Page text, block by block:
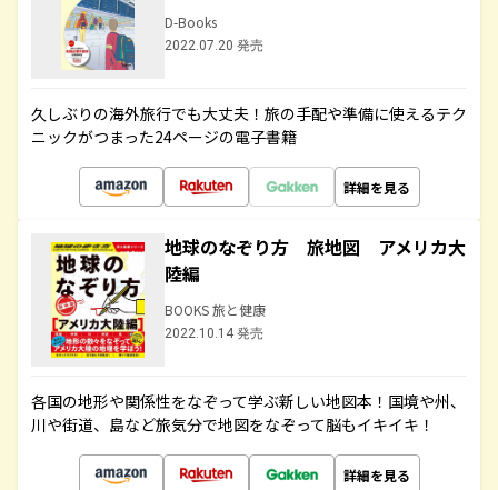
D-Books
2022.07.20 発売
久しぶりの海外旅行でも大丈夫！旅の手配や準備に使えるテク
ニックがつまった24ページの電子書籍
詳細を見る
地球のなぞり方 旅地図 アメリカ大
陸編
BOOKS 旅と健康
2022.10.14 発売
各国の地形や関係性をなぞって学ぶ新しい地図本！国境や州、
川や街道、島など旅気分で地図をなぞって脳もイキイキ！
詳細を見る